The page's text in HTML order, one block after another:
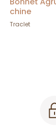
chine
Traclet